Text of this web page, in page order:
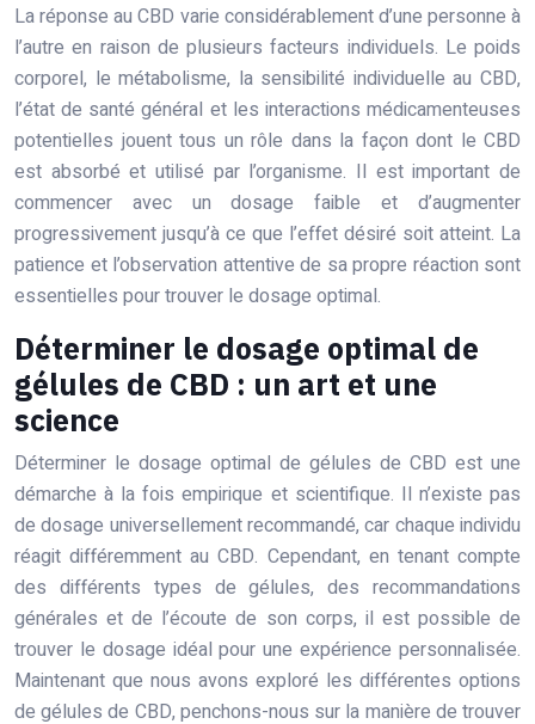
La réponse au CBD varie considérablement d’une personne à
l’autre en raison de plusieurs facteurs individuels. Le poids
corporel, le métabolisme, la sensibilité individuelle au CBD,
l’état de santé général et les interactions médicamenteuses
potentielles jouent tous un rôle dans la façon dont le CBD
est absorbé et utilisé par l’organisme. Il est important de
commencer avec un dosage faible et d’augmenter
progressivement jusqu’à ce que l’effet désiré soit atteint. La
patience et l’observation attentive de sa propre réaction sont
essentielles pour trouver le dosage optimal.
Déterminer le dosage optimal de
gélules de CBD : un art et une
science
Déterminer le dosage optimal de gélules de CBD est une
démarche à la fois empirique et scientifique. Il n’existe pas
de dosage universellement recommandé, car chaque individu
réagit différemment au CBD. Cependant, en tenant compte
des différents types de gélules, des recommandations
générales et de l’écoute de son corps, il est possible de
trouver le dosage idéal pour une expérience personnalisée.
Maintenant que nous avons exploré les différentes options
de gélules de CBD, penchons-nous sur la manière de trouver